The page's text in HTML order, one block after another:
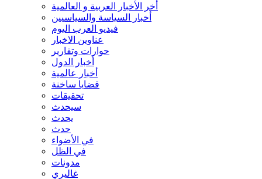
أخر الأخبار العربية و العالمية
أخبار السياسة والسياسيين
فيديو العرب اليوم
عناوين الاخبار
حوارات وتقارير
أخبار الدول
أخبار عالمية
قضايا ساخنة
تحقيقات
سيحدث
يحدث
حدث
في الأضواء
في الظل
مدونات
غاليري